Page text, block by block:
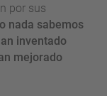
por sus
nada sabemos
inventado
mejorado